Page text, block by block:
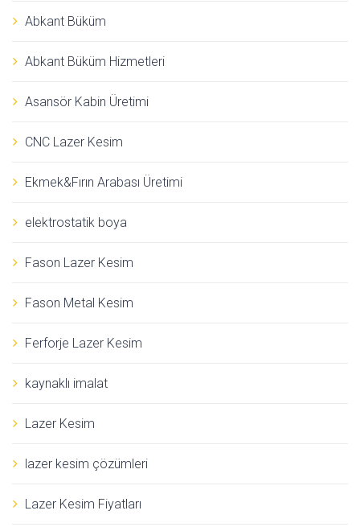
Abkant Büküm
Abkant Büküm Hizmetleri
Asansör Kabin Üretimi
CNC Lazer Kesim
Ekmek&Fırın Arabası Üretimi
elektrostatik boya
Fason Lazer Kesim
Fason Metal Kesim
Ferforje Lazer Kesim
kaynaklı imalat
Lazer Kesim
lazer kesim çözümleri
Lazer Kesim Fiyatları